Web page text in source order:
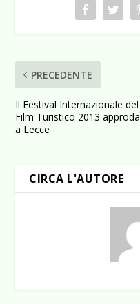
PRECEDENTE
Il Festival Internazionale del
Film Turistico 2013 approda
a Lecce
CIRCA L'AUTORE